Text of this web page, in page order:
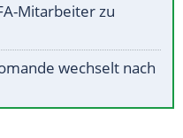
Mitarbeiter zu
wechselt nach